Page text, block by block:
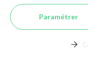
Clôture
Clôture
Clôture
Paramétrer